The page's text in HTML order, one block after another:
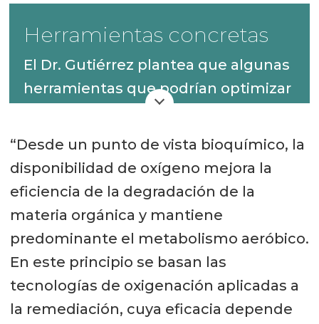
Herramientas concretas
El Dr. Gutiérrez plantea que algunas
herramientas que podrían optimizar
fondos son:
Monitoreo continuo de la interfaz
agua-sedimento con
correntómetros y sensores de
oxígeno, potencial redox, sulfuro.
Uso de cámaras bentónicas y
respirometría in situ para medir
“Desde un punto de vista bioquímico, la
disponibilidad de oxígeno mejora la
eficiencia de la degradación de la
materia orgánica y mantiene
predominante el metabolismo aeróbico.
En este principio se basan las
tecnologías de oxigenación aplicadas a
la remediación, cuya eficacia depende